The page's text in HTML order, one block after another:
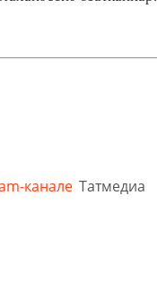
канале Татмедиа